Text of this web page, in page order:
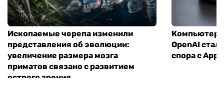
Ископаемые черепа изменили
представления об эволюции:
увеличение размера мозга
приматов связано с развитием
острого зрения
Компьютер
OpenAI
спора с